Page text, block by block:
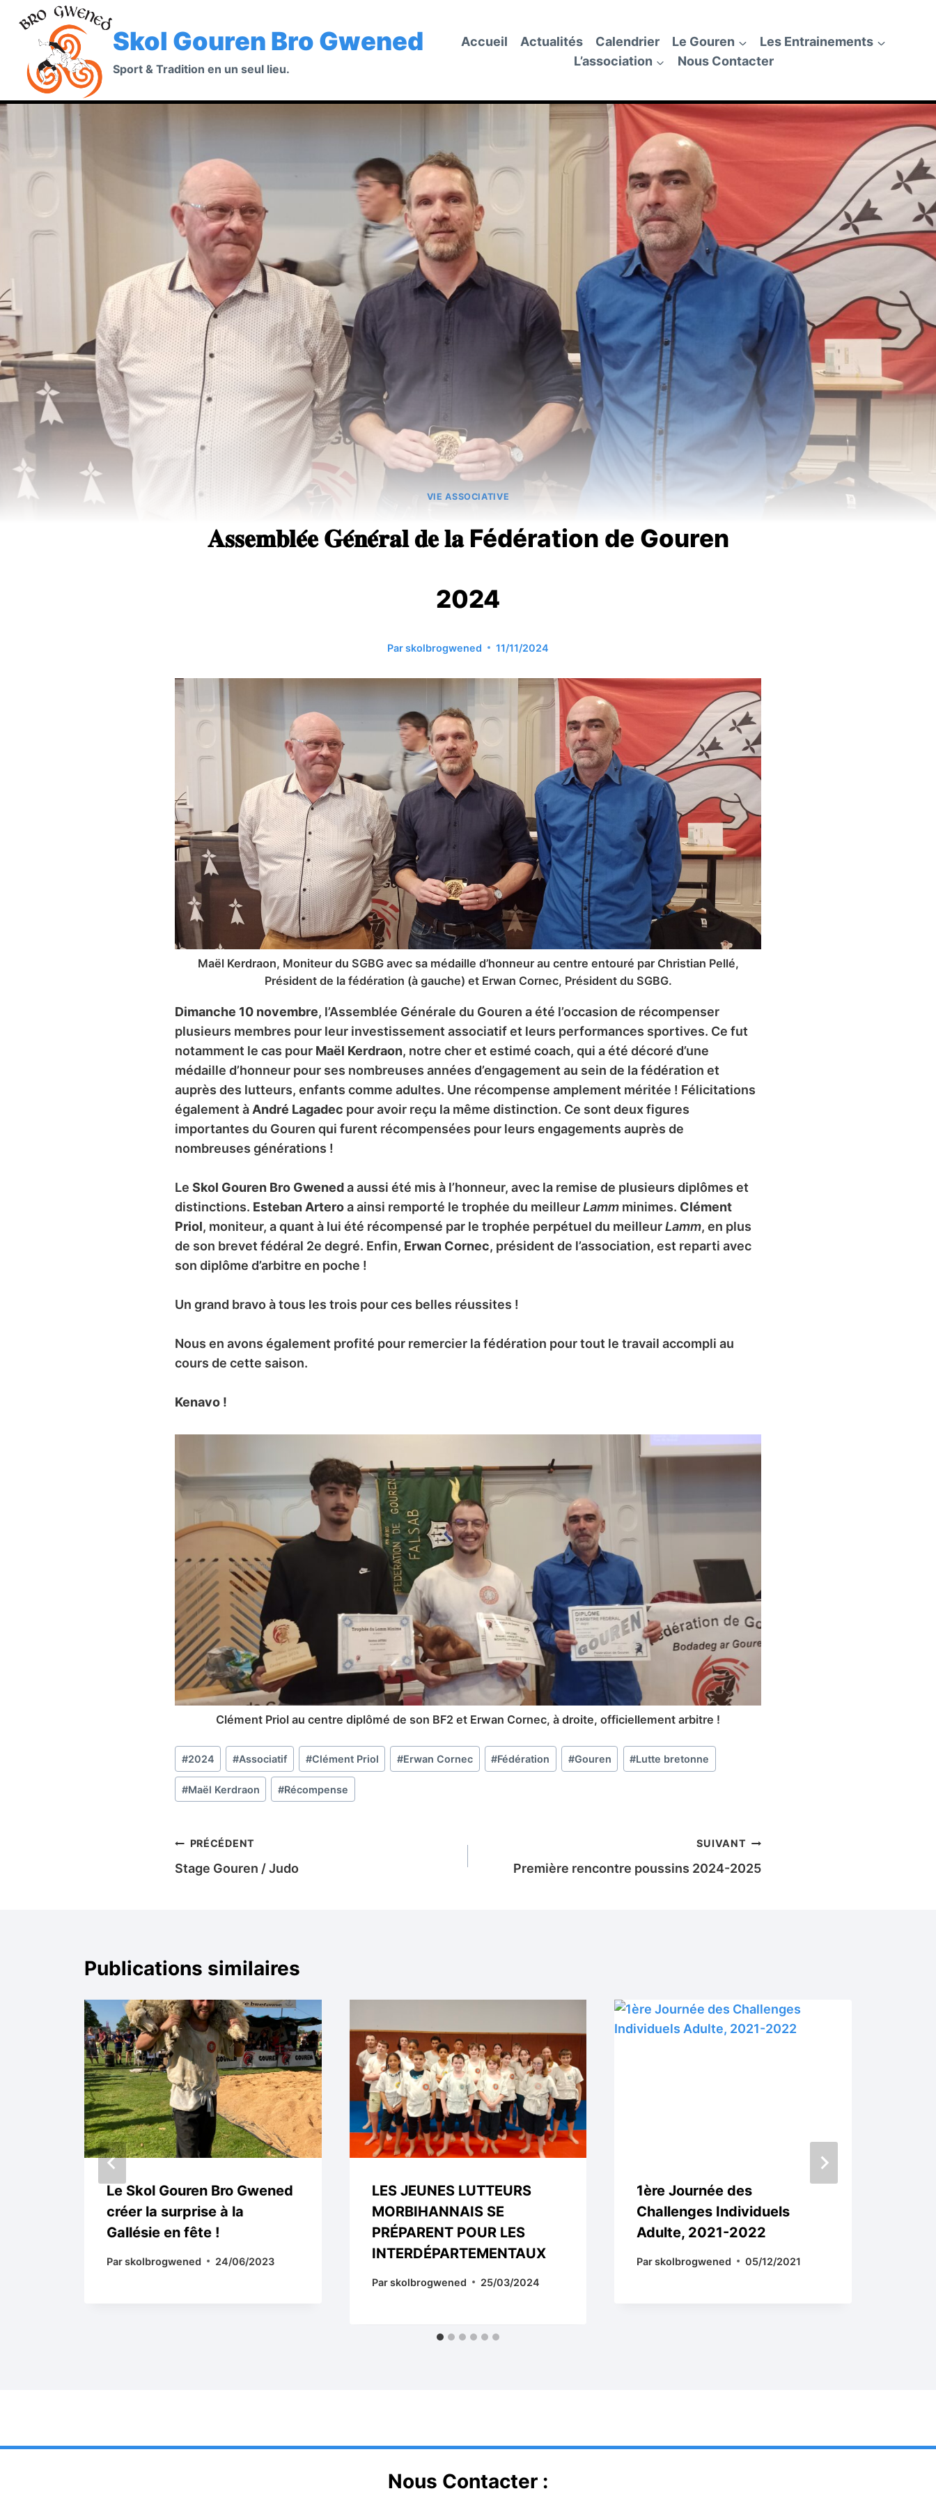
contenu
Skol Gouren Bro Gwened
Sport & Tradition en un seul lieu.
Accueil Actualités Calendrier Le Gouren
Les Entrainements
L’association
Nous Contacter
VIE ASSOCIATIVE
𝐀𝐬𝐬𝐞𝐦𝐛𝐥𝐞́𝐞 𝐆𝐞́𝐧𝐞́𝐫𝐚𝐥 𝐝𝐞 𝐥𝐚 Fédération de Gouren
2024
Parskolbrogwened 11/11/2024
Maël Kerdraon, Moniteur du SGBG avec sa médaille d’honneur au centre entouré par Christian Pellé,
Président de la fédération (à gauche) et Erwan Cornec, Président du SGBG.
Dimanche 10 novembre, l’Assemblée Générale du Gouren a été l’occasion de récompenser
plusieurs membres pour leur investissement associatif et leurs performances sportives. Ce fut
notamment le cas pour Maël Kerdraon, notre cher et estimé coach, qui a été décoré d’une
médaille d’honneur pour ses nombreuses années d’engagement au sein de la fédération et
auprès des lutteurs, enfants comme adultes. Une récompense amplement méritée ! Félicitations
également à André Lagadec pour avoir reçu la même distinction. Ce sont deux figures
importantes du Gouren qui furent récompensées pour leurs engagements auprès de
nombreuses générations !
Le Skol Gouren Bro Gweneda aussi été mis à l’honneur, avec la remise de plusieurs diplômes et
distinctions. Esteban Arteroa ainsi remporté le trophée du meilleurLamm minimes. Clément
Priol, moniteur, a quant à lui été récompensé par le trophée perpétuel du meilleurLamm, en plus
de son brevet fédéral 2e degré. Enfin, Erwan Cornec, président de l’association, est reparti avec
son diplôme d’arbitre en poche !
Un grand bravo à tous les trois pour ces belles réussites !
Nous en avons également profité pour remercier la fédération pour tout le travail accompli au
cours de cette saison.
Kenavo !
Clément Priol au centre diplômé de son BF2 et Erwan Cornec, à droite, officiellement arbitre !
Étiquettes
de
la
#2024 #Associatif #Clément Priol #Erwan Cornec #Fédération #Gouren #Lutte bretonne
#Maël Kerdraon #Récompense
Navigation
de
PRÉCÉDENT
Stage Gouren / Judo
SUIVANT
Première rencontre poussins 2024-2025
Publications similaires
Le Skol Gouren Bro Gwened
créer la surprise à la
Gallésie en fête !
Parskolbrogwened 24/06/2023
LES JEUNES LUTTEURS
MORBIHANNAIS SE
PRÉPARENT POUR LES
INTERDÉPARTEMENTAUX
Parskolbrogwened 25/03/2024
1ère Journée des
Challenges Individuels
Adulte, 2021-2022
Par skolbrogwened 05/12/2021
Nous Contacter :